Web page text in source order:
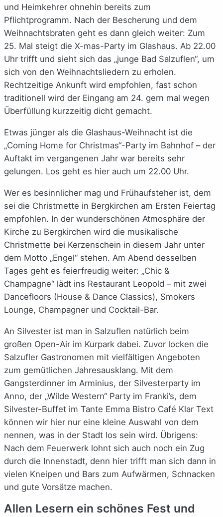
und Heimkehrer ohnehin bereits zum
Pflichtprogramm. Nach der Bescherung und dem
Weihnachtsbraten geht es dann gleich weiter: Zum
25. Mal steigt die X-mas-Party im Glashaus. Ab 22.00
Uhr trifft und sieht sich das „junge Bad Salzuflen“, um
sich von den Weihnachtsliedern zu erholen.
Rechtzeitige Ankunft wird empfohlen, fast schon
traditionell wird der Eingang am 24. gern mal wegen
Überfüllung kurzzeitig dicht gemacht.
Etwas jünger als die Glashaus-Weihnacht ist die
„Coming Home for Christmas“-Party im Bahnhof – der
Auftakt im vergangenen Jahr war bereits sehr
gelungen. Los geht es hier auch um 22.00 Uhr.
Wer es besinnlicher mag und Frühaufsteher ist, dem
sei die Christmette in Bergkirchen am Ersten Feiertag
empfohlen. In der wunderschönen Atmosphäre der
Kirche zu Bergkirchen wird die musikalische
Christmette bei Kerzenschein in diesem Jahr unter
dem Motto „Engel“ stehen. Am Abend desselben
Tages geht es feierfreudig weiter: „Chic &
Champagne“ lädt ins Restaurant Leopold – mit zwei
Dancefloors (House & Dance Classics), Smokers
Lounge, Champagner und Cocktail-Bar.
An Silvester ist man in Salzuflen natürlich beim
großen Open-Air im Kurpark dabei. Zuvor locken die
Salzufler Gastronomen mit vielfältigen Angeboten
zum gemütlichen Jahresausklang. Mit dem
Gangsterdinner im Arminius, der Silvesterparty im
Anno, der „Wilde Western“ Party im Franki’s, dem
Silvester-Buffet im Tante Emma Bistro Café Klar Text
können wir hier nur eine kleine Auswahl von dem
nennen, was in der Stadt los sein wird. Übrigens:
Nach dem Feuerwerk lohnt sich auch noch ein Zug
durch die Innenstadt, denn hier trifft man sich dann in
vielen Kneipen und Bars zum Aufwärmen, Schnacken
und gute Vorsätze machen.
Allen Lesern ein schönes Fest und